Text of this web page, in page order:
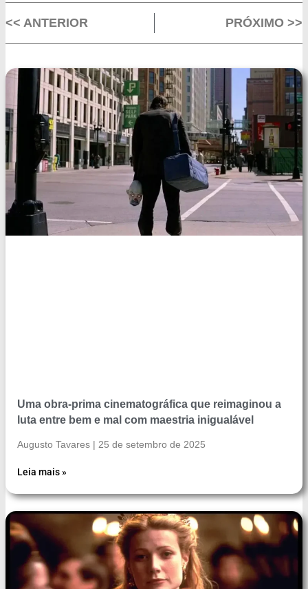
<< ANTERIOR PRÓXIMO >>
Uma obra-prima cinematográfica que reimaginou a
luta entre bem e mal com maestria inigualável
Augusto Tavares 25 de setembro de 2025
Leia mais »